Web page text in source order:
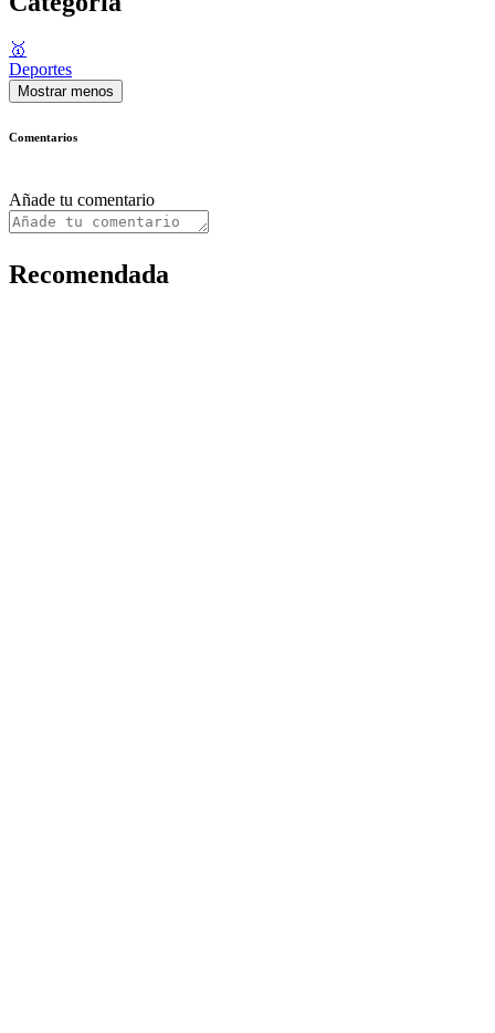
🥇
Deportes
Mostrar menos
Comentarios
Añade tu comentario
Recomendada